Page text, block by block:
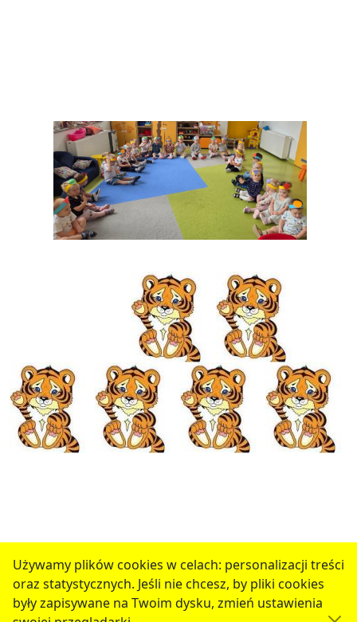
Używamy plików cookies w celach: personalizacji treści
oraz statystycznych. Jeśli nie chcesz, by pliki cookies
były zapisywane na Twoim dysku, zmień ustawienia
serwis jest częścią portalu miejskiegowww.chojnow.eu
przygotowanego przez
MEDIART